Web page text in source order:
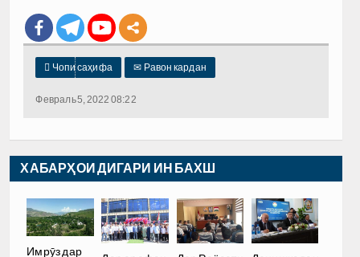
 Чопи саҳифа ✉ Равон кардан
Февраль 5, 2022 08:22
ХАБАРҲОИ ДИГАРИ ИН БАХШ
Имрӯз дар